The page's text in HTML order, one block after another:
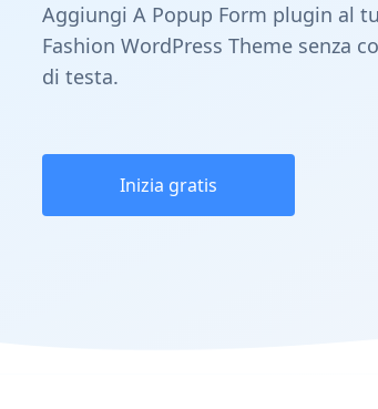
Aggiungi A Popup Form plugin al
Fashion WordPress Theme senza
di testa.
Inizia gratis